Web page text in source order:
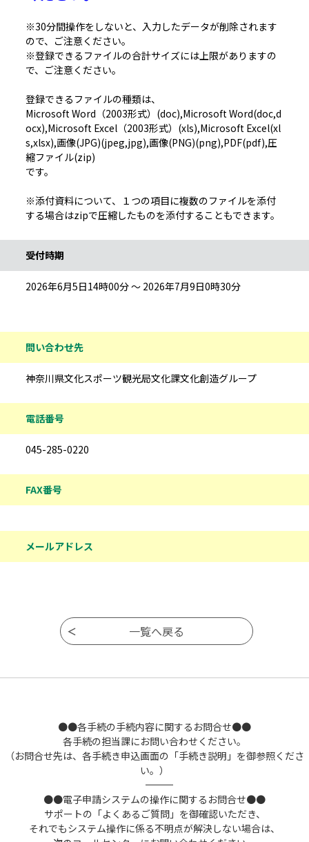
※30分間操作をしないと、入力したデータが削除されます
ので、ご注意ください。
※登録できるファイルの合計サイズには上限がありますの
で、ご注意ください。
登録できるファイルの種類は、
Microsoft Word（2003形式）(doc),Microsoft Word(doc,d
ocx),Microsoft Excel（2003形式）(xls),Microsoft Excel(xl
s,xlsx),画像(JPG)(jpeg,jpg),画像(PNG)(png),PDF(pdf),圧
縮ファイル(zip)
です。
※添付資料について、１つの項目に複数のファイルを添付
する場合はzipで圧縮したものを添付することもできます。
受付時期
2026年6月5日14時00分 ～ 2026年7月9日0時30分
問い合わせ先
神奈川県文化スポーツ観光局文化課文化創造グループ
電話番号
045-285-0220
FAX番号
メールアドレス
●●各手続の手続内容に関するお問合せ●●
各手続の担当課にお問い合わせください。
（お問合せ先は、各手続き申込画面の「手続き説明」を御参照くださ
い。）
――――――――――――――――――――――――――――――――――――――――――――――――――
●●電子申請システムの操作に関するお問合せ●●
サポートの「よくあるご質問」を御確認いただき、
それでもシステム操作に係る不明点が解決しない場合は、